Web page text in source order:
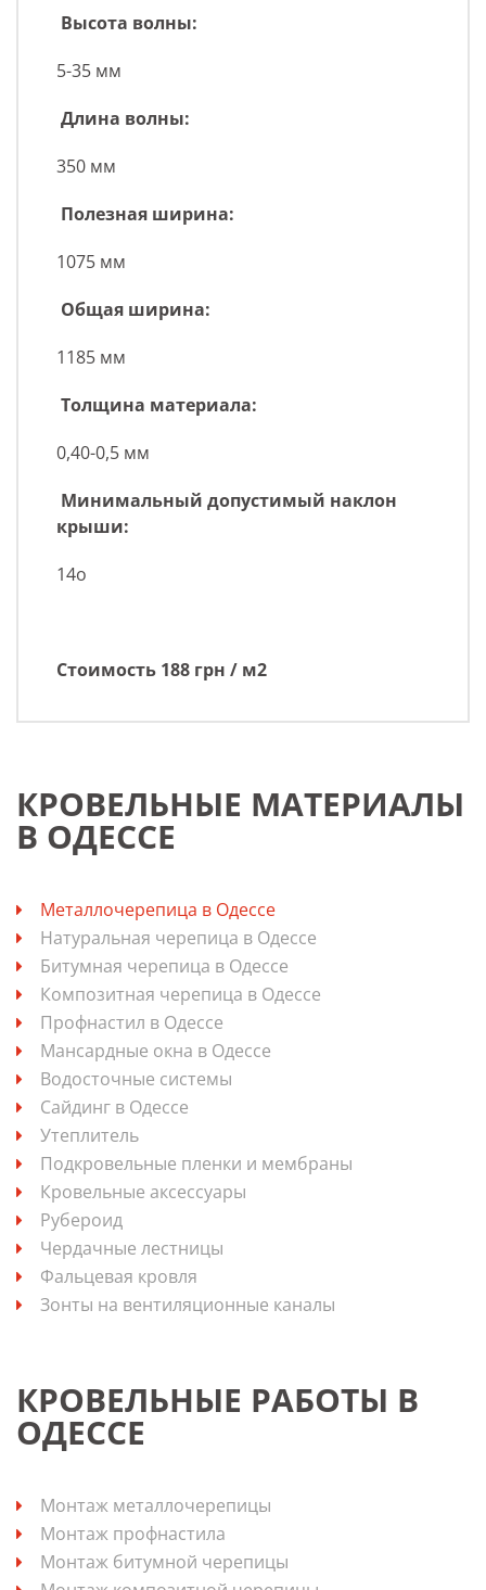
Высота волны:
5-35 мм
Длина волны:
350 мм
Полезная ширина:
1075 мм
Общая ширина:
1185 мм
Толщина материала:
0,40-0,5 мм
Минимальный допустимый наклон
крыши:
14о
Стоимость 188 грн / м2
КРОВЕЛЬНЫЕ МАТЕРИАЛЫ
В ОДЕССЕ
Металлочерепица в Одессе
Натуральная черепица в Одессе
Битумная черепица в Одессе
Композитная черепица в Одессе
Профнастил в Одессе
Мансардные окна в Одессе
Водосточные системы
Сайдинг в Одессе
Утеплитель
Подкровельные пленки и мембраны
Кровельные аксессуары
Рубероид
Чердачные лестницы
Фальцевая кровля
Зонты на вентиляционные каналы
КРОВЕЛЬНЫЕ РАБОТЫ В
ОДЕССЕ
Монтаж металлочерепицы
Монтаж профнастила
Монтаж битумной черепицы